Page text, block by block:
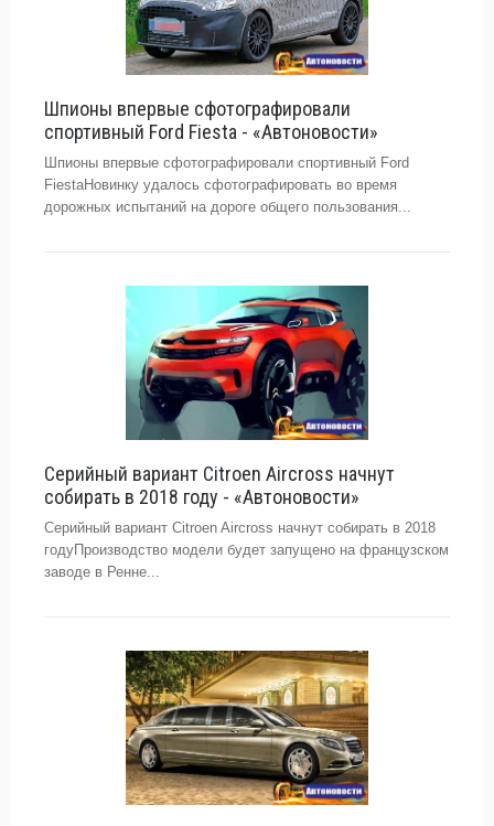
Шпионы впервые сфотографировали
спортивный Ford Fiesta - «Автоновости»
Шпионы впервые сфотографировали спортивный Ford
FiestaНовинку удалось сфотографировать во время
дорожных испытаний на дороге общего пользования...
Серийный вариант Citroen Aircross начнут
собирать в 2018 году - «Автоновости»
Серийный вариант Citroen Aircross начнут собирать в 2018
годуПроизводство модели будет запущено на французском
заводе в Ренне...